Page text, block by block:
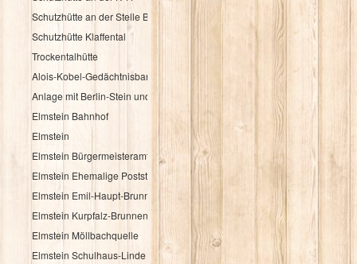
Schutzhütte an der Stelle Brandbuche
Schutzhütte Klaffental
Trockentalhütte
Alois-Kobel-Gedächtnisbank
Anlage mit Berlin-Stein und Flurkreuz
Elmstein Bahnhof
Elmstein
Elmstein Bürgermeisteramt
Elmstein Ehemalige Poststation
Elmstein Emil-Haupt-Brunnen
Elmstein Kurpfalz-Brunnen
Elmstein Möllbachquelle
Elmstein Schulhaus-Linde